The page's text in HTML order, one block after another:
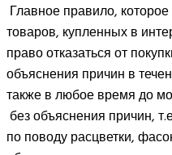
Главное правило,
товаров, купленных в
право отказаться от
объяснения причин в
также в любое время до
без объяснения причин,
по поводу расцветки,